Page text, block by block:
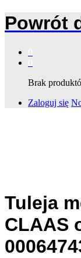
Powrót
Brak
Zaloguj się
Tuleja
CLAAS